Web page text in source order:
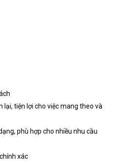
lại, tiện lợi cho việc mang theo và
phù hợp cho nhiều nhu cầu
xác